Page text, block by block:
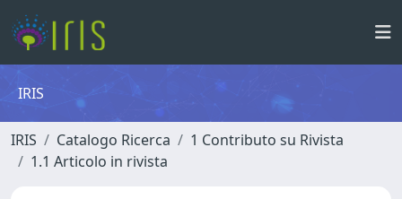
IRIS
IRIS Catalogo Ricerca
1 Contributo su Rivista
1.1 Articolo in rivista